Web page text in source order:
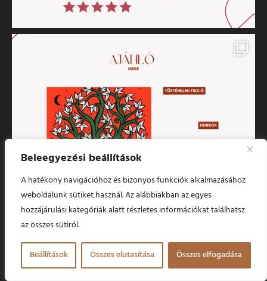
Beleegyezési beállítások
A hatékony navigációhoz és bizonyos funkciók alkalmazásához
weboldalunk sütiket használ. Az alábbiakban az egyes
hozzájárulási kategóriák alatt részletes információkat találhatsz
az összes sütiról.
Beállítások Összes elutasítása Összes elfogadása